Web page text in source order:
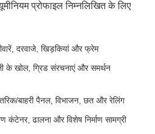
प्रोफाइल निम्नलिखित के लिए
दरवाजे, खिड़कियां और फ्रेम
के खोल, ग्रिड संरचनाएं और समर्थन
बाहरी पैनल, विभाजन, छत और रेलिंग
कंटेनर, ढालना और विशेष निर्माण सामग्री